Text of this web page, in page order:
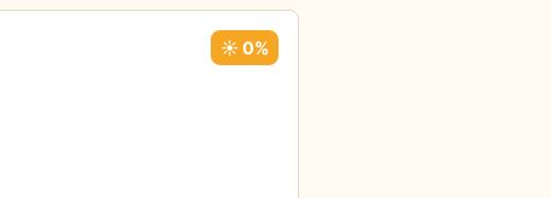
☀️ 0%